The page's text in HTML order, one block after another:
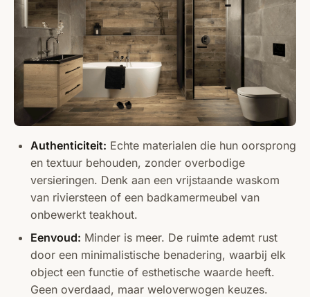
Authenticiteit: Echte materialen die hun oorsprong
en textuur behouden, zonder overbodige
versieringen. Denk aan een vrijstaande waskom
van riviersteen of een badkamermeubel van
onbewerkt teakhout.
Eenvoud: Minder is meer. De ruimte ademt rust
door een minimalistische benadering, waarbij elk
object een functie of esthetische waarde heeft.
Geen overdaad, maar weloverwogen keuzes.